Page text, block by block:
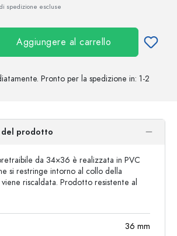
spedizione escluse
Aggiungere al carrello
Pronto per la spedizione in: 1-2
prodotto
da 34×36 è realizzata in PVC
si restringe intorno al collo della
riscaldata. Prodotto resistente al
36 mm